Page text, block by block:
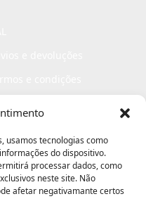
usamos tecnologias como
do dispositivo.
processar dados, como
neste site. Não
afetar negativamante certos
de elogios